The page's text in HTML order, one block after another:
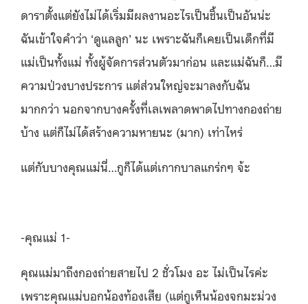
ดาราตั้งแต่ยังไม่ได้เริ่มมีผลงานอะไรเป็นชิ้นเป็นอันน่ะ
ฉันเข้าใจคำว่า ‘ดูแลลูก’ นะ เพราะฉันก็เคยเป็นเด็กที่มี
แม่เป็นทั้งแม่ ทั้งผู้จัดการส่วนตัวมาก่อน และแม่ฉันก็…มี
ความป่วงบางประการ แต่ส่วนใหญ่จะมาลงกับฉัน
มากกว่า นอกจากบางครั้งที่เลเพลาดพาดไปทางกองถ่าย
บ้าง แต่ก็ไม่ได้สร้างความหายนะ (มาก) เท่าไหร่
แต่กับบางคุณแม่นี่…กูก็ได้แต่เกากบาลแกร่กๆ จ้ะ
-คุณแม่ 1-
คุณแม่มาถึงกองถ่ายสายไป 2 ชั่วโมง อะ ไม่เป็นไรค่ะ
เพราะคุณแม่บอกน้องท้องเสีย (แต่กูเห็นน้องจกมะม่วง